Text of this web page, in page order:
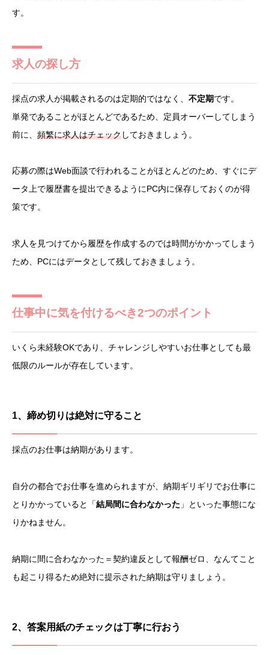
す。
求人の探し方
採点の求人が掲載されるのは定期的ではなく、 不定期です。
単発であることがほとんどであるため、定員オーバーしてしまう
前に、 頻繁に求人はチェックしておきましょう。
応募の際はWeb面談で行われることがほとんどのため、すぐにデ
ータ上で履歴書を提出できるようにPC内に保存しておくのが得
策です。
求人を見つけてから履歴を作成するのでは時間がかかってしまう
ため、PCにはデータとして残しておきましょう。
仕事中に気を付けるべき2つのポイント
いくら未経験OKであり、チャレンジしやすいお仕事としても最
低限のルールが存在しています。
1、締め切りは絶対に守ること
採点のお仕事は納期があります。
自分の都合でお仕事を進められますが、納期ギリギリでお仕事に
とりかかっていると「結局間に合わなかった 」といった事態にな
りかねません。
納期に間に合わなかった＝契約違反として報酬ゼロ、なんてこと
も起こり得るため絶対に提示された納期は守りましょう。
2、答案用紙のチェックは丁寧に行おう